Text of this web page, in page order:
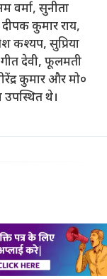
वर्मा, सुनीता
कुमार राय,
कश्यप, सुप्रिया
गीत देवी, फूलमती
कुमार और मो०
थे।